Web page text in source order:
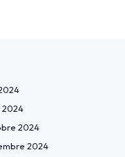
2024
2024
2024